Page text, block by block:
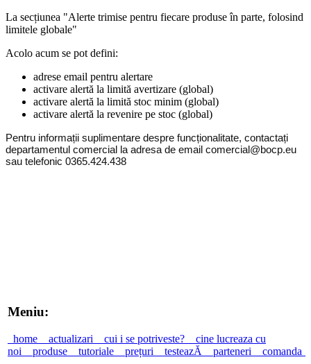
La secțiunea "Alerte trimise pentru fiecare produse în parte, folosind
limitele globale"
Acolo acum se pot defini:
adrese email pentru alertare
activare alertă la limită avertizare (global)
activare alertă la limită stoc minim (global)
activare alertă la revenire pe stoc (global)
Pentru informații suplimentare despre funcționalitate, contactați
departamentul comercial la adresa de email comercial@bocp.eu
sau telefonic 0365.424.438
Meniu:
home actualizari cui i se potriveste?
cine lucreaza cu
noi
produse tutoriale prețuri testeazĂ parteneri comanda